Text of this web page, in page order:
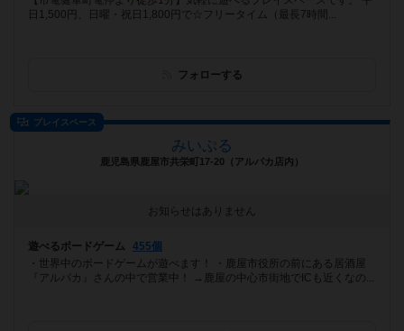
日1,500円、日曜・祝日1,800円で☆フリータイム（最長7時間...
フォローする
プレイスペース
みいぷる
鹿児島県鹿屋市共栄町17-20（アルパカ店内）
お知らせはありません
遊べるボードゲーム
455個
・世界中のボードゲームが遊べます！ ・鹿屋市役所の前にある居酒屋
『アルパカ』さんの中で営業中！ →鹿屋の中心市街地でICも近くなの...